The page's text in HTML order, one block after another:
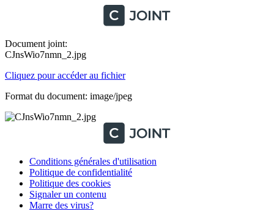
Document joint:
CJnsWio7nmn_2.jpg
Cliquez pour accéder au fichier
Format du document: image/jpeg
Conditions générales d'utilisation
Politique de confidentialité
Politique des cookies
Signaler un contenu
Marre des virus?